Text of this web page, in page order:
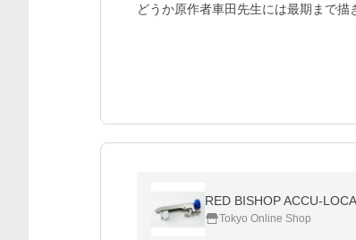
どうか原作者車田先生には最期まで描
RED BISHOP ACCU-
Tokyo Online Shop